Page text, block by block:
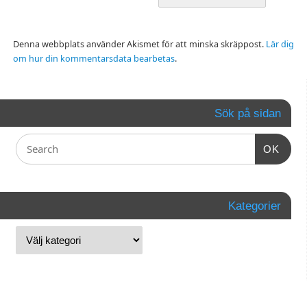
Denna webbplats använder Akismet för att minska skräppost. Lär dig
om hur din kommentarsdata bearbetas.
Sök på sidan
OK
Kategorier